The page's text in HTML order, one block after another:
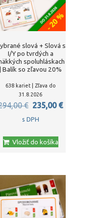
slová + Slová s
I/Y po tvrdých a
spoluhláskach
| Balík so zľavou 20%
638 kariet | Zľava do
31.8.2026
€ Pôvodná
cena
294,00 €.
235,00 €
s DPH
Vložiť do košíka